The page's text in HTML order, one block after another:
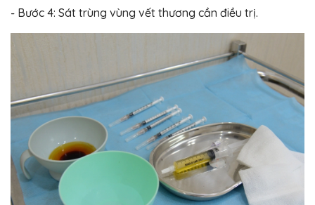
- Bước 4: Sát trùng vùng vết thương cần điều trị.